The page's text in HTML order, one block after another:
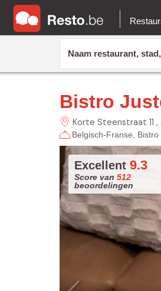
Bistro
Korte Steenstraat 11
Belgisch-Franse
Bistro
Excellent 9.3
Score van 512
beoordelingen